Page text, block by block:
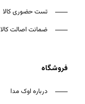
تست حضوری کالا
ضمانت اصالت کالا
فروشگاه
درباره اوک مدا